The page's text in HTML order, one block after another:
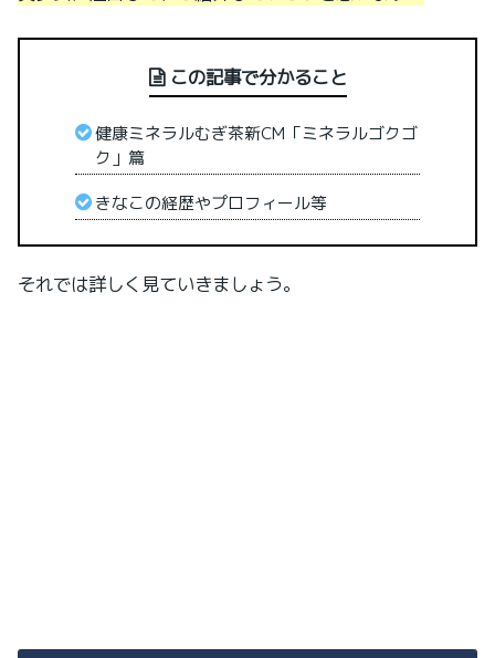
この記事で分かること
健康ミネラルむぎ茶新CM「ミネラルゴクゴ
ク」篇
きなこの経歴やプロフィール等
それでは詳しく見ていきましょう。